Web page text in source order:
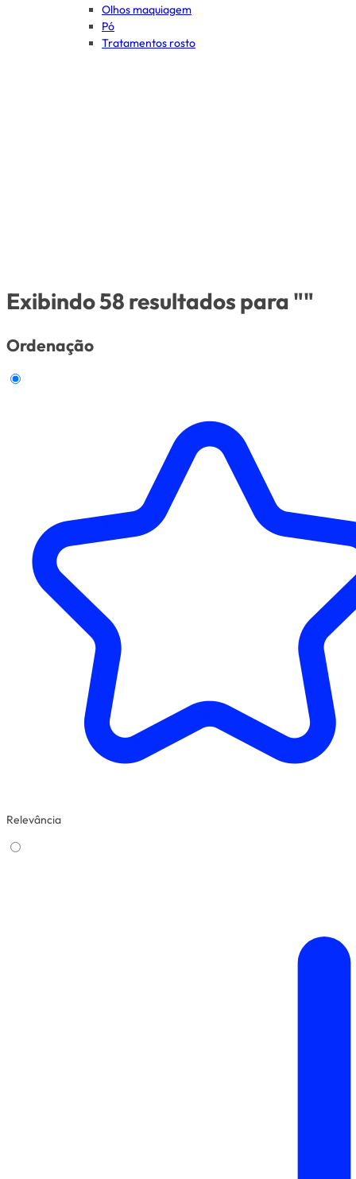
Olhos maquiagem
Pó
Tratamentos rosto
Exibindo 58 resultados para ""
Ordenação
Relevância